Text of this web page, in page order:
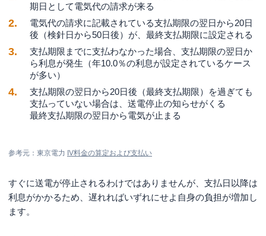
電気代が高く継続的に支払いがきつい場合の改善
案
改善案1.電力会社を見直して電気代を抑える
改善案2.毎月の支出を見直して節約する
改善案3.転職や副業などで収入を増やす
改善案4.公的機関に相談する
まとめ
期日として電気代の請求が来る
電気代の請求に記載されている支払期限の翌日から20日
後（検針日から50日後）が、最終支払期限に設定される
支払期限までに支払わなかった場合、支払期限の翌日か
ら利息が発生（年10.0％の利息が設定されているケース
が多い）
支払期限の翌日から20日後（最終支払期限）を過ぎても
支払っていない場合は、送電停止の知らせがくる
最終支払期限の翌日から電気が止まる
参考元：東京電力 IV料金の算定および支払い
すぐに送電が停止されるわけではありませんが、支払日以降は
利息がかかるため、遅れればいずれにせよ自身の負担が増加し
ます。